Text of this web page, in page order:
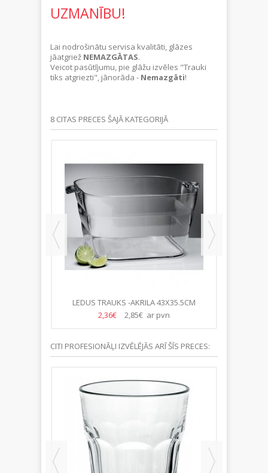
UZMANĪBU!
Lai nodrošinātu servisa kvalitāti, glāzes
jāatgriež NEMAZGĀTAS.
Veicot pasūtījumu, pie glāžu izvēles "Trauki
tiks atgriezti", jānorāda - Nemazgāti!
8 CITAS PRECES ŠAJĀ KATEGORIJĀ
LEDUS TRAUKS -AKRILA 43X35.5CM
2,36€
2,85€ ar pvn
CITI PROFESIONĀĻI IZVĒLĒJĀS ARĪ ŠĪS PRECES: